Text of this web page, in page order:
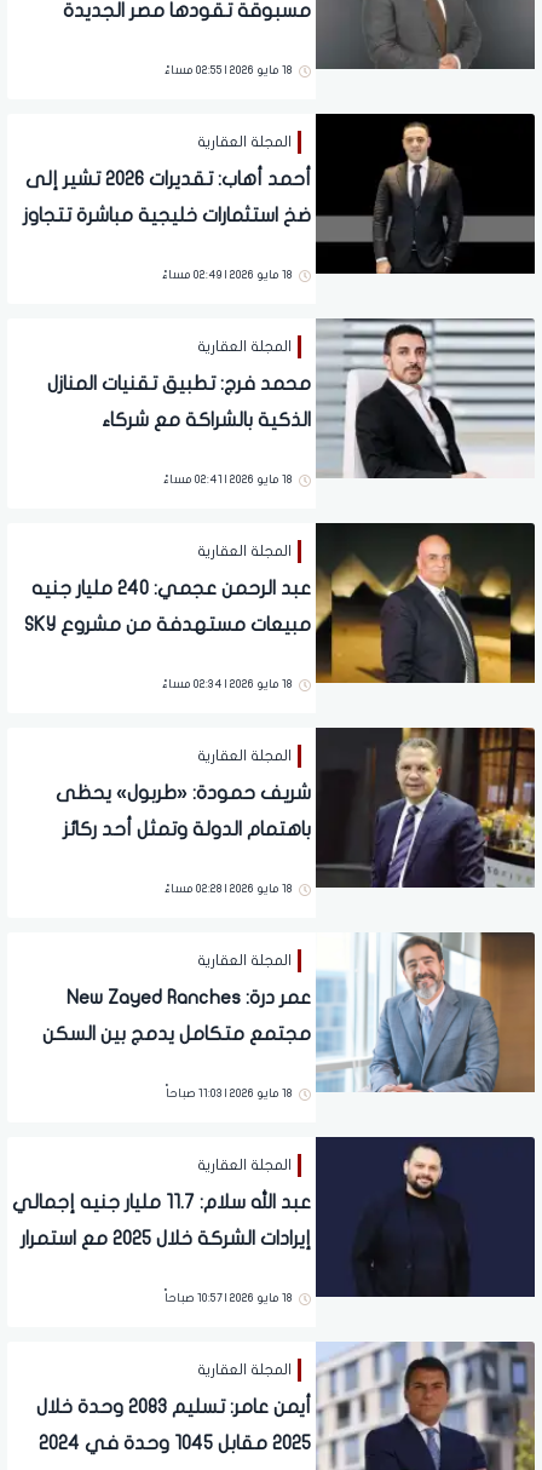
مسبوقة تقودها مصر الجديدة
18 مايو 2026 | 02:55 مساءً
المجلة العقارية
أحمد أهاب: تقديرات 2026 تشير إلى
ضخ استثمارات خليجية مباشرة تتجاوز
18 مايو 2026 | 02:49 مساءً
المجلة العقارية
محمد فرج: تطبيق تقنيات المنازل
الذكية بالشراكة مع شركاء
مترابطة
18 مايو 2026 | 02:41 مساءً
المجلة العقارية
عبد الرحمن عجمي: 240 مليار جنيه
مبيعات مستهدفة من مشروع SKY
المشروع
18 مايو 2026 | 02:34 مساءً
المجلة العقارية
شريف حمودة: «طربول» يحظى
باهتمام الدولة وتمثل أحد ركائز
18 مايو 2026 | 02:28 مساءً
المجلة العقارية
عمر درة: New Zayed Ranches
مجتمع متكامل يدمج بين السكن
مفهوم المدن الحديثة
18 مايو 2026 | 11:03 صباحاً
المجلة العقارية
عبد الله سلام: 11.7 مليار جنيه إجمالي
إيرادات الشركة خلال 2025 مع استمرار
18 مايو 2026 | 10:57 صباحاً
المجلة العقارية
أيمن عامر: تسليم 2083 وحدة خلال
2025 مقابل 1045 وحدة في 2024